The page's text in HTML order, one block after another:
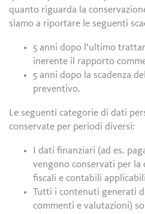
quanto riguarda la
siamo a riportare le seguenti
5 anni dopo l’ultimo
inerente il rapporto
5 anni dopo la scadenza
preventivo.
Le seguenti categorie di dati
conservate per periodi diversi:
I dati finanziari (ad es.
vengono conservati per
fiscali e contabili
Tutti i contenuti generati
commenti e valutazioni)